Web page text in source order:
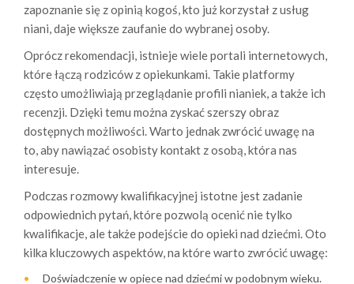
zapoznanie się z opinią kogoś, kto już korzystał z usług
niani, daje większe zaufanie do wybranej osoby.
Oprócz rekomendacji, istnieje wiele portali internetowych,
które łączą rodziców z opiekunkami. Takie platformy
często umożliwiają przeglądanie profili nianiek, a także ich
recenzji. Dzięki temu można zyskać szerszy obraz
dostępnych możliwości. Warto jednak zwrócić uwagę na
to, aby nawiązać osobisty kontakt z osobą, która nas
interesuje.
Podczas rozmowy kwalifikacyjnej istotne jest zadanie
odpowiednich pytań, które pozwolą ocenić nie tylko
kwalifikacje, ale także podejście do opieki nad dziećmi. Oto
kilka kluczowych aspektów, na które warto zwrócić uwagę:
Doświadczenie w opiece nad dziećmi w podobnym wieku.